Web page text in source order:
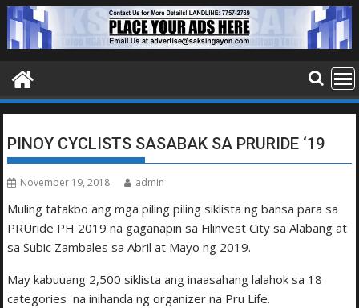
PINOY CYCLISTS SASABAK SA PRURIDE ‘19
November 19, 2018 admin
Muling tatakbo ang mga piling piling siklista ng bansa para sa
PRUride PH 2019 na gaganapin sa Filinvest City sa Alabang at
sa Subic Zambales sa Abril at Mayo ng 2019.
May kabuuang 2,500 siklista ang inaasahang lalahok sa 18
categories na inihanda ng organizer na Pru Life.